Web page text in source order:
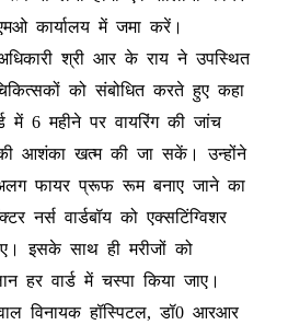
कार्यालय में जमा करें।
श्री आर के राय ने उपस्थित
को संबोधित करते हुए कहा
में 6 महीने पर वायरिंग की जांच
की आशंका खत्म की जा सकें। उन्होंने
फायर प्रूफ रूम बनाए जाने का
नर्स वार्डबॉय को एक्सटिंग्विशर
इसके साथ ही मरीजों को
हर वार्ड में चस्पा किया जाए।
विनायक हॉस्पिटल, डॉ0 आरआर